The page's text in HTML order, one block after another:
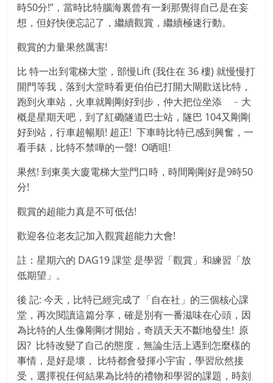
時50分!”，當時比特腦海裏曾有一剎那覺得自己是在妄
想，但好快便忘記了，繼續觀賞，繼續極速行動。
觀賞的力量果然厲害!
比 特一出到電梯大堂，部慢Lift (我住在 36 樓) 就慢慢打
開門等我，落到大堂時看更伯伯已打開大閘歡送比特，
跑到火車站，火車就剛剛好到步，仲大把位坐添 ﹣大
概是星期天吧，到了紅磡隧道巴士站，隧巴 104又剛剛
好到站，行車超暢順! 超正! 下車時比特已感到興奮，一
看手錶，比特不禁嘩的一聲! O哂咀!
果然! 到東美大廈電梯大堂門口時，時間剛剛好是9時50
分!
觀賞的超能力真是不可低估!
歡迎各位老友記加入觀賞超能力大會!
註：星期六的 DAG19 課堂 是學習「觀賞」和練習「放
低期望」。
後 記: 今天，比特已經完成了「自在社」的三個核心課
堂，再次閱讀這篇分享，確是別有一番滋味在心頭，因
為比特的人生像剛剛才開始，奇蹟天天不斷地發生! 原
因? 比特改變了自己的態度，無論生活上遇到怎麼樣的
事情，是好是壞， 比特都會發揮小宇宙，學習欣然接
受，選擇視任何結果為比特的禮物和學習的課題，時刻